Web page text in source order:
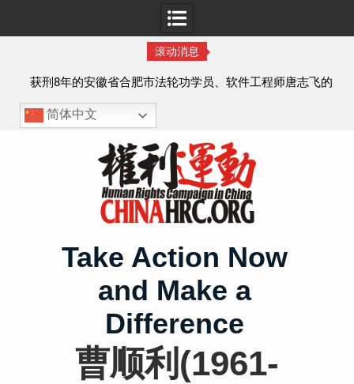
滚动消息
获刑8年的安徽省合肥市法轮功学员、软件工程师唐志飞的
案情及简历
简体中文
Take Action Now
and Make a
Difference
曹顺利(1961-